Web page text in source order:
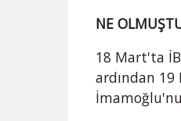
NE
18 Mart'ta
ardından 19